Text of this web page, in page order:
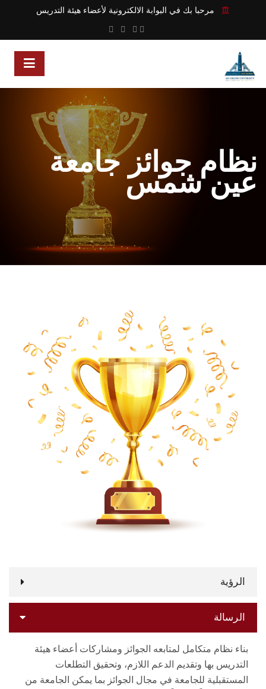
مرحبا بك في البوابة الالكترونية لأعضاء هيئة التدريس
نظام جوائز جامعة
عين شمس
الرؤية
الرسالة
بناء نظام متكامل لمتابعه الجوائز ومشاركات أعضاء هيئة
التدريس بها وتقديم الدعم اللازم، وتحقيق التطلعات
المستقبلية للجامعة في مجال الجوائز بما يمكن الجامعة من